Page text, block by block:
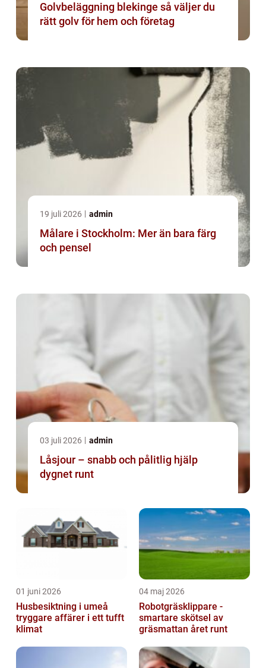
Golvbeläggning blekinge så väljer du
rätt golv för hem och företag
19 juli 2026 admin
Målare i Stockholm: Mer än bara färg
och pensel
03 juli 2026 admin
Låsjour – snabb och pålitlig hjälp
dygnet runt
01 juni 2026
Husbesiktning i umeå
tryggare affärer i ett tufft
klimat
04 maj 2026
Robotgräsklippare -
smartare skötsel av
gräsmattan året runt